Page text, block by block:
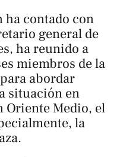
ha contado con
general de
ha reunido a
miembros de la
abordar
situación en
Oriente Medio, el
la